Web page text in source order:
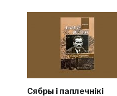
Сябры і паплечнікі